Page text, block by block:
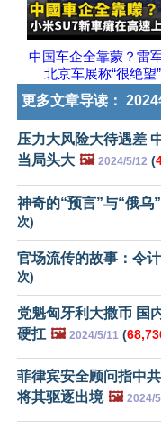
中国车企全靠蒙？雷
北京车展称“很绝望”
更多文章导读： 2024
压力大风险大待遇差
当局头大 🖼️ 2024/5/12 (
神奇的“预言”与“俄乌
次)
官场流传的故事：令
次)
党魁匈牙利大撒币 国
硬扛 🖼️ 2024/5/11 (
菲律宾安全顾问指中
将其驱逐出境 🖼️ 2024/